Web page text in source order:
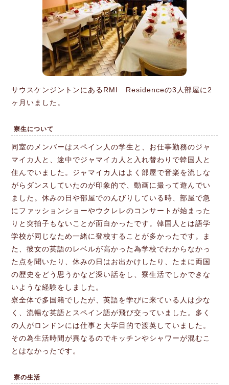
サウスケンジントンにあるRMI Residenceの3人部屋に2
ヶ月いました。
寮生について
同室のメンバーはスペイン人の学生と、お仕事勤務のジャ
マイカ人と、途中でジャマイカ人と入れ替わりで韓国人と
住んでいました。ジャマイカ人はよく部屋で音楽を流しな
がらダンスしていたのが印象的で、動画に撮って遊んでい
ました。休みの日や部屋でのんびりしている時、部屋で急
にファッションショーやウクレレのコンサートが始まった
りと突拍子もないことが面白かったです。韓国人とは語学
学校が同じなため一緒に登校することが多かったです。ま
た、彼女の英語のレベルが高かった為学校でわからなかっ
た点を聞いたり、休みの日はお出かけしたり、たまに両国
の歴史をどう思うかなど深い話をし、寮生活でしかできな
いような経験をしました。
寮全体で多国籍でしたが、英語を学びに来ている人は少な
く、流暢な英語とスペイン語が飛び交っていました。多く
の人がロンドンには仕事と大学目的で渡英していました。
その為生活時間が異なるのでキッチンやシャワーが混むこ
とはなかったです。
寮の生活